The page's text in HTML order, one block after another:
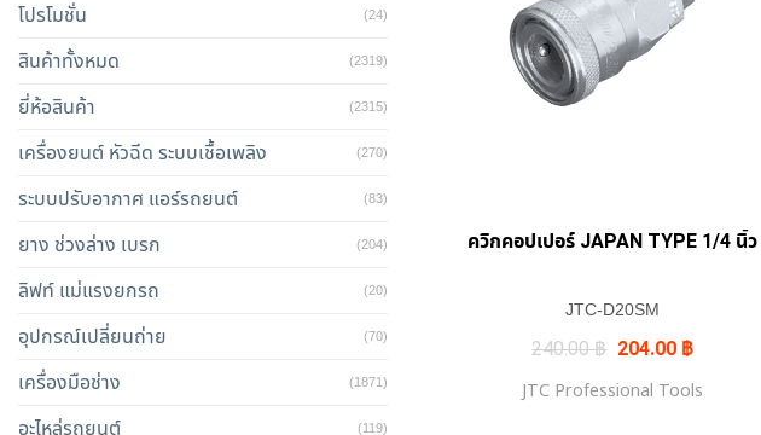
โปรโมชั่น (24)
สินค้าทั้งหมด (2319)
ยี่ห้อสินค้า (2315)
เครื่องยนต์ หัวฉีด ระบบเชื้อเพลิง (270)
ระบบปรับอากาศ แอร์รถยนต์ (83)
ยาง ช่วงล่าง เบรก (204)
ลิฟท์ แม่แรงยกรถ (20)
อุปกรณ์เปลี่ยนถ่าย (70)
เครื่องมือช่าง (1871)
อะไหล่รถยนต์ (119)
+
ควิกคอปเปอร์ JAPAN TYPE 1/4 นิ้ว
JTC-D20SM
240.00฿ Original
price
was:
240.00 ฿.
204.00 ฿Current
is:
204.00 ฿.
JTC Professional Tools